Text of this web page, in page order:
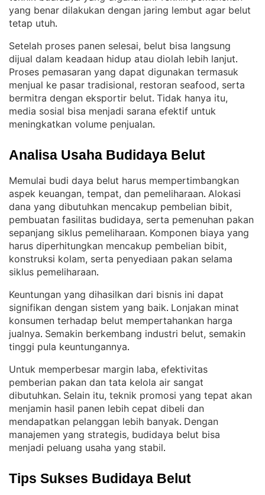
yang benar dilakukan dengan jaring lembut agar belut
tetap utuh.
Setelah proses panen selesai, belut bisa langsung
dijual dalam keadaan hidup atau diolah lebih lanjut
Proses pemasaran yang dapat digunakan termasuk
menjual ke pasar tradisional, restoran seafood, serta
bermitra dengan eksportir belut. Tidak hanya itu,
media sosial bisa menjadi sarana efektif untuk
meningkatkan volume penjualan.
Analisa Usaha Budidaya Belut
Memulai budi daya belut harus mempertimbangkan
aspek keuangan, tempat, dan pemeliharaan. Alokasi
dana yang dibutuhkan mencakup pembelian bibit,
pembuatan fasilitas budidaya, serta pemenuhan pakan
sepanjang siklus pemeliharaan. Komponen biaya yang
harus diperhitungkan mencakup pembelian bibit,
konstruksi kolam, serta penyediaan pakan selama
siklus pemeliharaan.
Keuntungan yang dihasilkan dari bisnis ini dapat
signifikan dengan sistem yang baik. Lonjakan minat
konsumen terhadap belut mempertahankan harga
jualnya. Semakin berkembang industri belut, semakin
tinggi pula keuntungannya.
Untuk memperbesar margin laba, efektivitas
pemberian pakan dan tata kelola air sangat
dibutuhkan. Selain itu, teknik promosi yang tepat akan
menjamin hasil panen lebih cepat dibeli dan
mendapatkan pelanggan lebih banyak. Dengan
manajemen yang strategis, budidaya belut bisa
menjadi peluang usaha yang stabil.
Tips Sukses Budidaya Belut